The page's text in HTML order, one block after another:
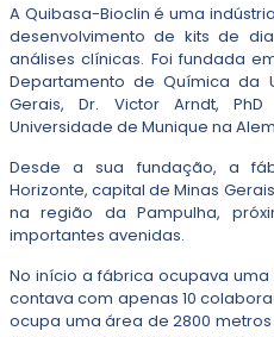
A Quibasa-Bioclin é uma
desenvolvimento de kits de
análises clínicas. Foi fundada
Departamento de Química da
Gerais, Dr. Victor Arndt,
Universidade de Munique na
Desde a sua fundação, a
Horizonte, capital de Minas
na região da Pampulha,
importantes avenidas.
No início a fábrica ocupava
contava com apenas 10
ocupa uma área de 2800